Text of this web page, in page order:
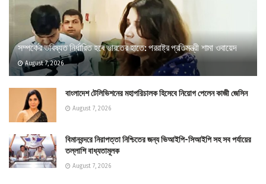
সম্পর্কের ভবিষ্যত নির্ধারিত হবে ভারতের হাতে: পররাষ্ট্র প্রতিমন্ত্রী শামা ওবায়েদ
August 7, 2026
বাংলাদেশ টেলিভিশনের মহাপরিচালক হিসেবে নিয়োগ পেলেন কাজী জেসিন
August 7, 2026
বিমানবন্দরে নিরাপত্তা নিশ্চিতের জন্য ভিআইপি-সিআইপি সহ সব পর্যায়ের
তল্লাশি বাধ্যতামূলক
August 7, 2026